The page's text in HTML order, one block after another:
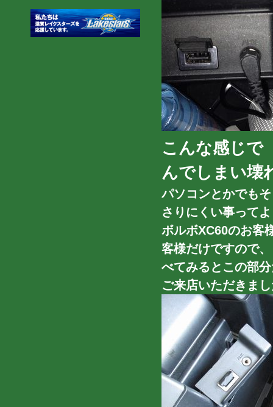
こんな感じで
んでしまい壊
パソコンとかでも
さりにくい事って
ボルボXC60のお客
客様だけですので
べてみるとこの部
ご来店いただきま